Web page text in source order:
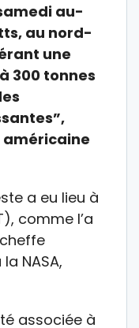
au-
au nord-
une
300 tonnes
américaine
a eu lieu à
comme l’a
NASA,
associée à